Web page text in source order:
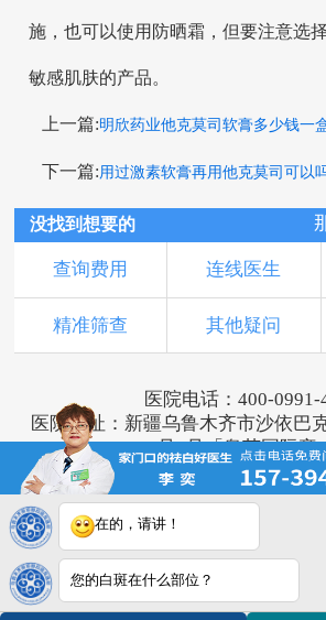
施，也可以使用防晒霜，但要注意选
敏感肌肤的产品。
上一篇:明欣药业他克莫司软膏多少钱一
下一篇:用过激素软膏再用他克莫司可以
没找到想要的
查询费用 连线医生
精准筛查 其他疑问
医院电话：400-0991-
医院地址：新疆乌鲁木齐市沙依巴
号1号「奥莱国际旁
版权所有：乌鲁木齐新军都
新ICP备16001749号
注：本网站信息仅供参考，不能作
据，服用药物或进行治疗时请遵医
用文章涉及版权问题，请与
在的，请讲！
您的白斑在什么部位？